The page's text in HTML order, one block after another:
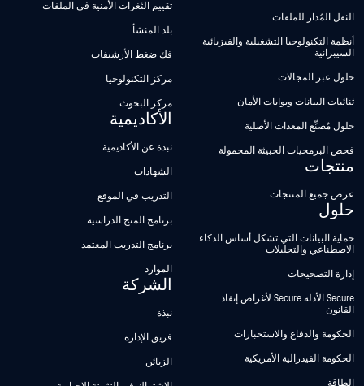
النقل المُدار للملفات
أنظمة التكنولوجيا التشغيلية والفيزيائية
السيبرانية
حلول عبر المجالات
ثنائيات البيانات وبوابات الأمان
حلول مُصنِّع المعدات الأصلية
فحص البرمجيات الخبيثة المحمولة
منتجات
عرض جميع المنتجات
حلول
حماية البيانات التي تشكل أساس الذكاء
الاصطناعي والتحليلات
إدارة التصحيحات
Secure الأدلة Secure لأغراض إنفاذ
القانون
الحكومة والدفاع والاستخبارات
الحكومة الفيدرالية الأمريكية
الطاقة
تقييم الثغرات الأمنية في الملفات
بلد المنشأ
فك ضغط الأرشيفات
مركز التكنولوجيا
مركز البحوث
الأكاديمية
نبذة عن الأكاديمية
الشهادات
التدريب في الموقع
برنامج المنح الدراسية
برنامج التدريب المعتمد
الموارد
الشركة
نبذة
فريق الإدارة
الزبائن